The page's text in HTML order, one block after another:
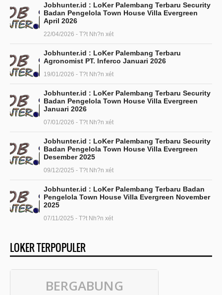
Jobhunter.id : LoKer Palembang Terbaru Security
Badan Pengelola Town House Villa Evergreen
April 2026
22/04/2026 - T?t Nh?n xét
Jobhunter.id : LoKer Palembang Terbaru
Agronomist PT. Inferco Januari 2026
19/01/2026 - T?t Nh?n xét
Jobhunter.id : LoKer Palembang Terbaru Security
Badan Pengelola Town House Villa Evergreen
Januari 2026
07/01/2026 - T?t Nh?n xét
Jobhunter.id : LoKer Palembang Terbaru Security
Badan Pengelola Town House Villa Evergreen
Desember 2025
09/12/2025 - T?t Nh?n xét
Jobhunter.id : LoKer Palembang Terbaru Badan
Pengelola Town House Villa Evergreen November
2025
07/11/2025 - T?t Nh?n xét
LOKER TERPOPULER
BERGABUNG